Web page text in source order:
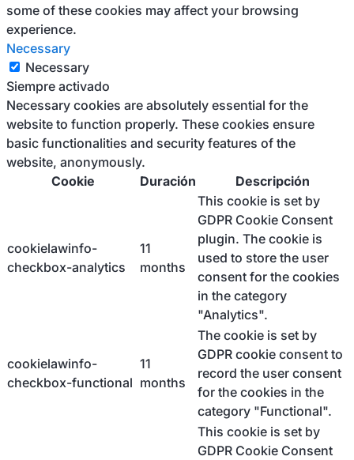
some of these cookies may affect your browsing
experience.
Necessary
Necessary
Siempre activado
Necessary cookies are absolutely essential for the
website to function properly. These cookies ensure
basic functionalities and security features of the
website, anonymously.
Cookie
Duración Descripción
cookielawinfo-
checkbox-analytics
11
months
This cookie is set by
GDPR Cookie Consent
plugin. The cookie is
used to store the user
consent for the cookies
in the category
"Analytics".
cookielawinfo-
checkbox-functional
11
months
The cookie is set by
GDPR cookie consent to
record the user consent
for the cookies in the
category "Functional".
This cookie is set by
GDPR Cookie Consent